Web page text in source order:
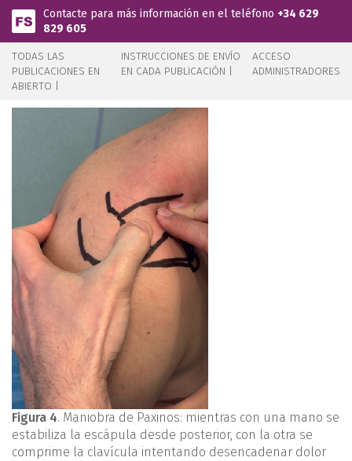
Pasar al contenido principal
Contacte para más información en el teléfono +34 629
829 605
TODAS LAS
PUBLICACIONES EN
ABIERTO |
INSTRUCCIONES DE ENVÍO
EN CADA PUBLICACIÓN |
ACCESO
ADMINISTRADORES
Figura 4. Maniobra de Paxinos: mientras con una mano se
estabiliza la escápula desde posterior, con la otra se
comprime la clavícula intentando desencadenar dolor